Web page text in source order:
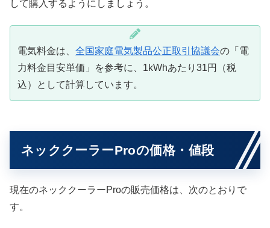
して購入するようにしましょう。
電気料金は、 全国家庭電気製品公正取引協議会の「電
力料金目安単価」を参考に、1kWhあたり31円（税
込）として計算しています。
ネッククーラーProの価格・値段
現在のネッククーラーProの販売価格は、次のとおりで
す。